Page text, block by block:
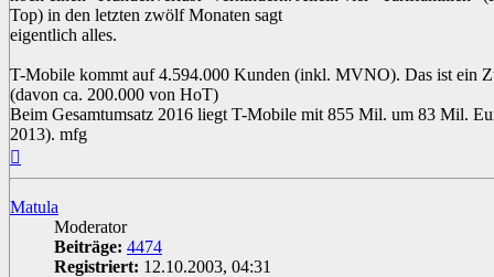
Top) in den letzten zwölf Monaten sagt
eigentlich alles.
T-Mobile kommt auf 4.594.000 Kunden (inkl. MVNO). Das ist ein
(davon ca. 200.000 von HoT)
Beim Gesamtumsatz 2016 liegt T-Mobile mit 855 Mil. um 83 Mil.
2013). mfg
Matula
Moderator
Beiträge: 4474
Registriert: 12.10.2003, 04:31